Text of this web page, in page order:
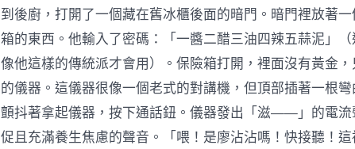
到後廚，打開了一個藏在舊冰櫃後面的暗門。暗門裡放著
箱的東西。他輸入了密碼：「一醬二醋三油四辣五蒜泥」
像他這樣的傳統派才會用）。保險箱打開，裡面沒有黃金
的儀器。這儀器很像一個老式的對講機，但頂部插著一根
顫抖著拿起儀器，按下通話鈕。儀器發出「滋——」的電流
促且充滿養生焦慮的聲音。「喂！是廖沾沾嗎！快接聽！